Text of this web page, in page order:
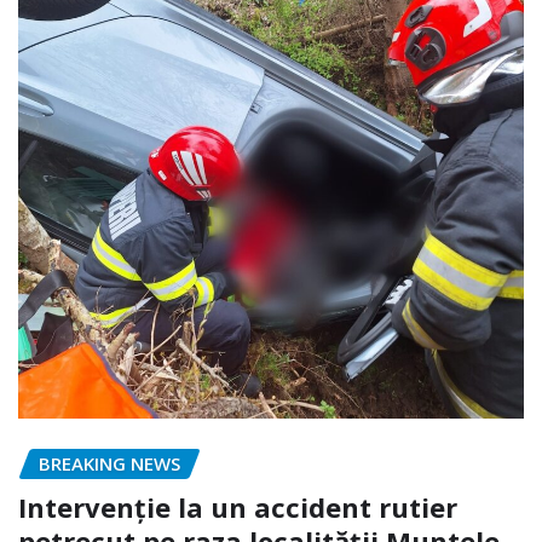
BREAKING NEWS
Intervenție la un accident rutier